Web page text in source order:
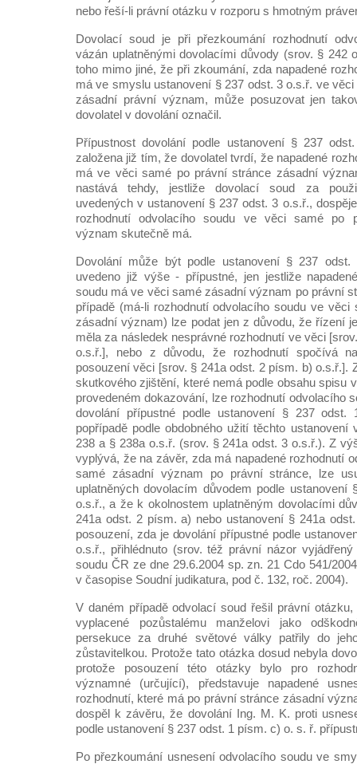
nebo řeší-li právní otázku v rozporu s hmotným
Dovolací soud je při přezkoumání rozhodnutí
vázán uplatněnými dovolacími důvody (srov. § 242
toho mimo jiné, že při zkoumání, zda napadené
má ve smyslu ustanovení § 237 odst. 3 o.s.ř. ve
zásadní právní význam, může posuzovat jen
dovolatel v dovolání označil.
Přípustnost dovolání podle ustanovení § 237
založena již tím, že dovolatel tvrdí, že napadené
má ve věci samé po právní stránce zásadní
nastává tehdy, jestliže dovolací soud za
uvedených v ustanovení § 237 odst. 3 o.s.ř.,
rozhodnutí odvolacího soudu ve věci samé po
význam skutečně má.
Dovolání může být podle ustanovení § 237
uvedeno již výše - přípustné, jen jestliže
soudu má ve věci samé zásadní význam po právní
případě (má-li rozhodnutí odvolacího soudu ve věci
zásadní význam) lze podat jen z důvodu, že řízení
měla za následek nesprávné rozhodnutí ve věci
o.s.ř.], nebo z důvodu, že rozhodnutí spočívá
posouzení věci [srov. § 241a odst. 2 písm. b) o.s.ř.].
skutkového zjištění, které nemá podle obsahu spisu
provedeném dokazování, lze rozhodnutí odvolacího
dovolání přípustné podle ustanovení § 237
popřípadě podle obdobného užití těchto
238 a § 238a o.s.ř. (srov. § 241a odst. 3 o.s.ř.). Z
vyplývá, že na závěr, zda má napadené rozhodnutí
samé zásadní význam po právní stránce, lze
uplatněných dovolacím důvodem podle
o.s.ř., a že k okolnostem uplatněným dovolacími
241a odst. 2 písm. a) nebo ustanovení § 241a
posouzení, zda je dovolání přípustné podle
o.s.ř., přihlédnuto (srov. též právní názor
soudu ČR ze dne 29.6.2004 sp. zn. 21 Cdo 541/
v časopise Soudní judikatura, pod č. 132, roč. 2004).
V daném případě odvolací soud řešil právní
vyplacené pozůstalému manželovi jako
persekuce za druhé světové války patřily do
zůstavitelkou. Protože tato otázka dosud nebyla
protože posouzení této otázky bylo pro
významné (určující), představuje napadené
rozhodnutí, které má po právní stránce zásadní
dospěl k závěru, že dovolání Ing. M. K. proti
podle ustanovení § 237 odst. 1 písm. c) o. s. ř.
Po přezkoumání usnesení odvolacího soudu ve